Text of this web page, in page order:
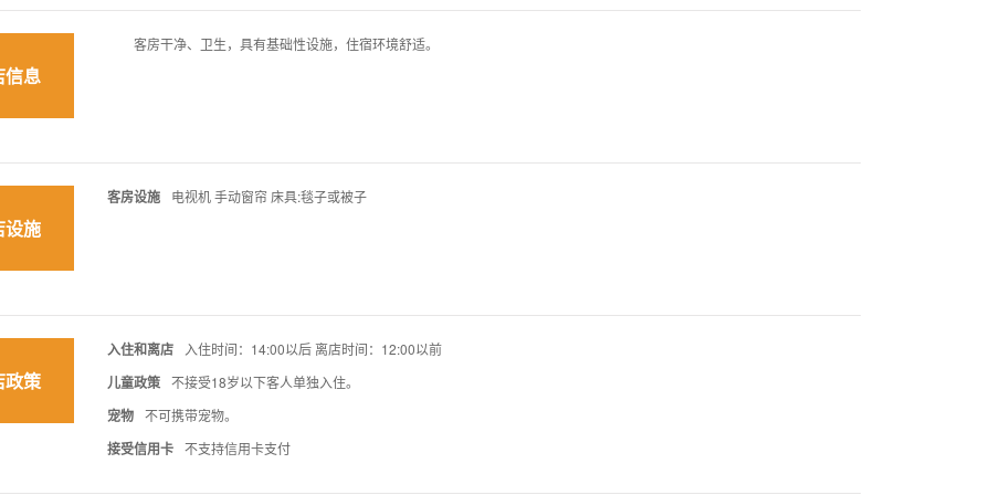
信息
客房干净、卫生，具有基础性设施，住宿环境舒适。
设施
客房设施 电视机 手动窗帘 床具:毯子或被子
政策
入住和离店 入住时间：14:00以后 离店时间：12:00以前
儿童政策 不接受18岁以下客人单独入住。
宠物 不可携带宠物。
接受信用卡 不支持信用卡支付